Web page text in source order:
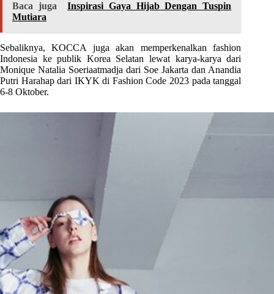
Baca juga
Inspirasi Gaya Hijab Dengan Tuspin
Mutiara
Sebaliknya, KOCCA juga akan memperkenalkan fashion
Indonesia ke publik Korea Selatan lewat karya-karya dari
Monique Natalia Soeriaatmadja dari Soe Jakarta dan Anandia
Putri Harahap dari IKYK di Fashion Code 2023 pada tanggal
6-8 Oktober.